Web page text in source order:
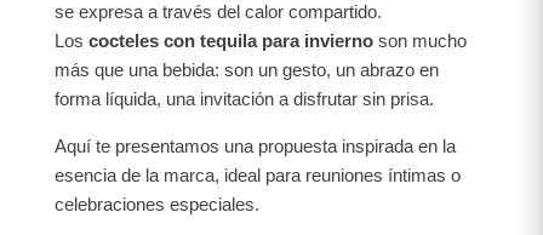
se expresa a través del calor compartido.
Los cocteles con tequila para invierno son mucho
más que una bebida: son un gesto, un abrazo en
forma líquida, una invitación a disfrutar sin prisa.
Aquí te presentamos una propuesta inspirada en la
esencia de la marca, ideal para reuniones íntimas o
celebraciones especiales.